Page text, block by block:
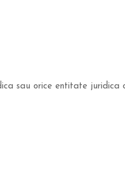
sau orice entitate juridica